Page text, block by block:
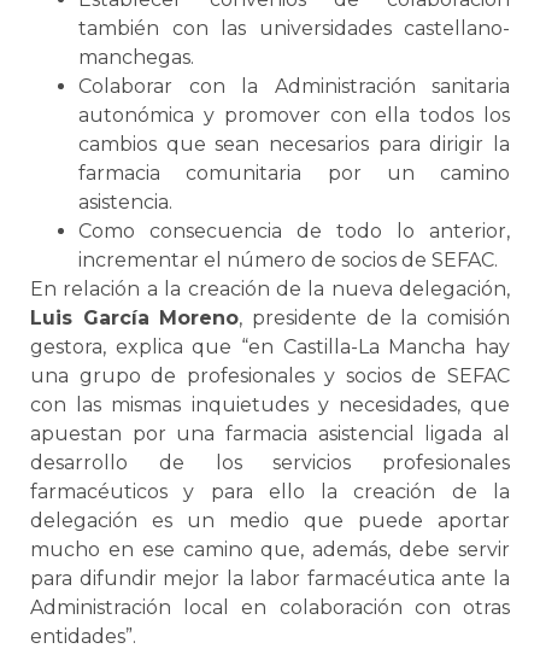
también con las universidades castellano-
manchegas.
Colaborar con la Administración sanitaria
autonómica y promover con ella todos los
cambios que sean necesarios para dirigir la
farmacia comunitaria por un camino
asistencia.
Como consecuencia de todo lo anterior,
incrementar el número de socios de SEFAC.
En relación a la creación de la nueva delegación,
Luis García Moreno, presidente de la comisión
gestora, explica que “en Castilla-La Mancha hay
una grupo de profesionales y socios de SEFAC
con las mismas inquietudes y necesidades, que
apuestan por una farmacia asistencial ligada al
desarrollo de los servicios profesionales
farmacéuticos y para ello la creación de la
delegación es un medio que puede aportar
mucho en ese camino que, además, debe servir
para difundir mejor la labor farmacéutica ante la
Administración local en colaboración con otras
entidades”.